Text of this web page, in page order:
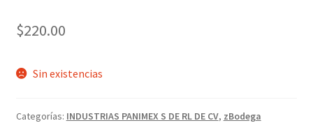
$220.00
Sin existencias
Categorías: INDUSTRIAS PANIMEX S DE RL DE CV, zBodega